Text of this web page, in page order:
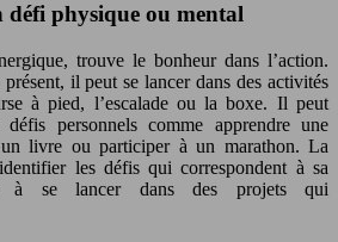
défi physique ou mental
trouve le bonheur dans l’action.
il peut se lancer dans des activités
à pied, l’escalade ou la boxe. Il peut
personnels comme apprendre une
livre ou participer à un marathon. La
les défis qui correspondent à sa
à se lancer dans des projets qui